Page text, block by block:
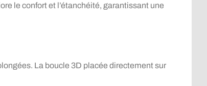
le confort et l’étanchéité, garantissant une
La boucle 3D placée directement sur